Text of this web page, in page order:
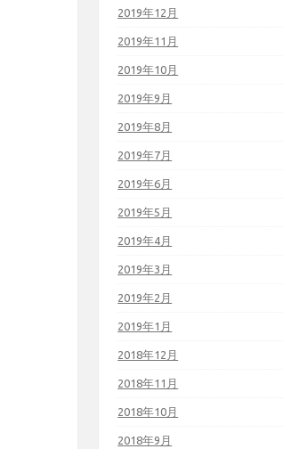
2019年12月
2019年11月
2019年10月
2019年9月
2019年8月
2019年7月
2019年6月
2019年5月
2019年4月
2019年3月
2019年2月
2019年1月
2018年12月
2018年11月
2018年10月
2018年9月